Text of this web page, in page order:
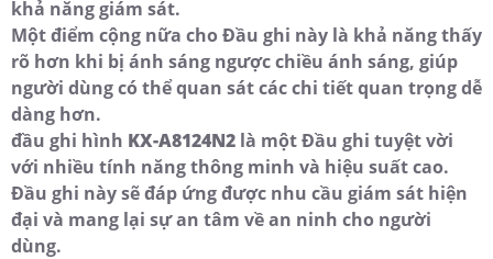
khả năng giám sát.
Một điểm cộng nữa cho Đầu ghi này là khả năng thấy
rõ hơn khi bị ánh sáng ngược chiều ánh sáng, giúp
người dùng có thể quan sát các chi tiết quan trọng dễ
dàng hơn.
đầu ghi hình KX-A8124N2 là một Đầu ghi tuyệt vời
với nhiều tính năng thông minh và hiệu suất cao.
Đầu ghi này sẽ đáp ứng được nhu cầu giám sát hiện
đại và mang lại sự an tâm về an ninh cho người
dùng.